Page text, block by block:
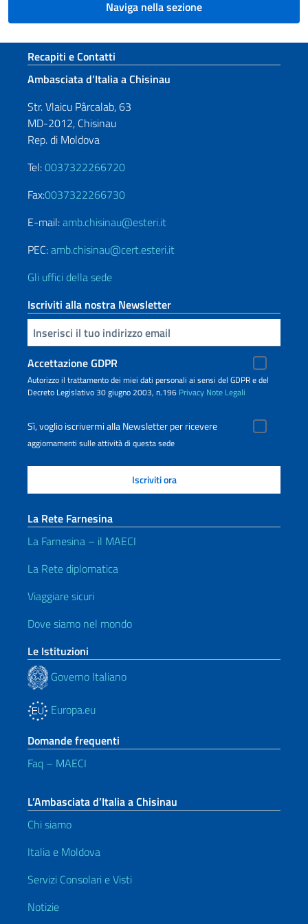
Naviga nella sezione
Sezione footer
Recapiti e Contatti
Ambasciata d’Italia a Chisinau
Str. Vlaicu Pârcalab, 63
MD-2012, Chisinau
Rep. di Moldova
Tel:0037322266720
Fax:0037322266730
E-mail:amb.chisinau@esteri.it
PEC:amb.chisinau@cert.esteri.it
Gli uffici della sede
Iscriviti alla nostra Newsletter
Inserisci la tua email
Accettazione GDPR
Autorizzo il trattamento dei miei dati personali ai sensi del GDPR e del
Decreto Legislativo 30 giugno 2003, n.196 Privacy Note Legali
Sì, voglio iscrivermi alla Newsletter per ricevere
aggiornamenti sulle attività di questa sede
La Rete Farnesina
La Farnesina – il MAECI
La Rete diplomatica
Viaggiare sicuri
Dove siamo nel mondo
Le Istituzioni
Governo Italiano
Europa.eu
Domande frequenti
Faq – MAECI
L’Ambasciata d’Italia a Chisinau
Chi siamo
Italia e Moldova
Servizi Consolari e Visti
Notizie